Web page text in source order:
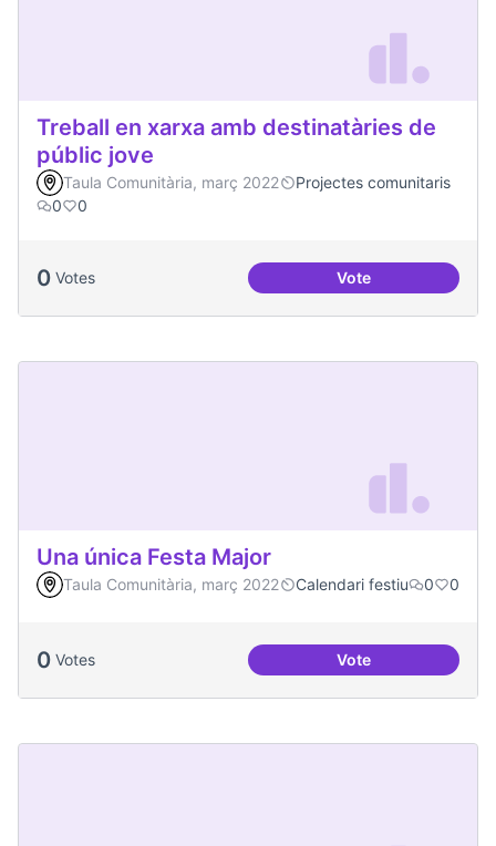
Treball en xarxa amb destinatàries de
públic jove
Taula Comunitària, març 2022
Projectes comunitaris
0
0
0 Votes VoteTreball en xarxa
Una única Festa Major
Taula Comunitària, març 2022 Calendari festiu 0 0
0 Votes VoteUna única Festa